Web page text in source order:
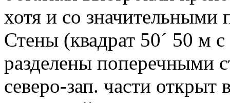
хотя и со значительными
Стены (квадрат 50´ 50 м
разделены поперечными
северо-зап. части открыт